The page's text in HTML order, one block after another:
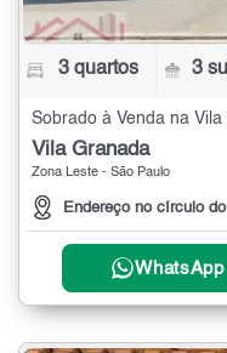
3 quartos 3
Sobrado à Venda na
Vila Granada
Zona Leste - São Paulo
Endereço no círculo
WhatsApp